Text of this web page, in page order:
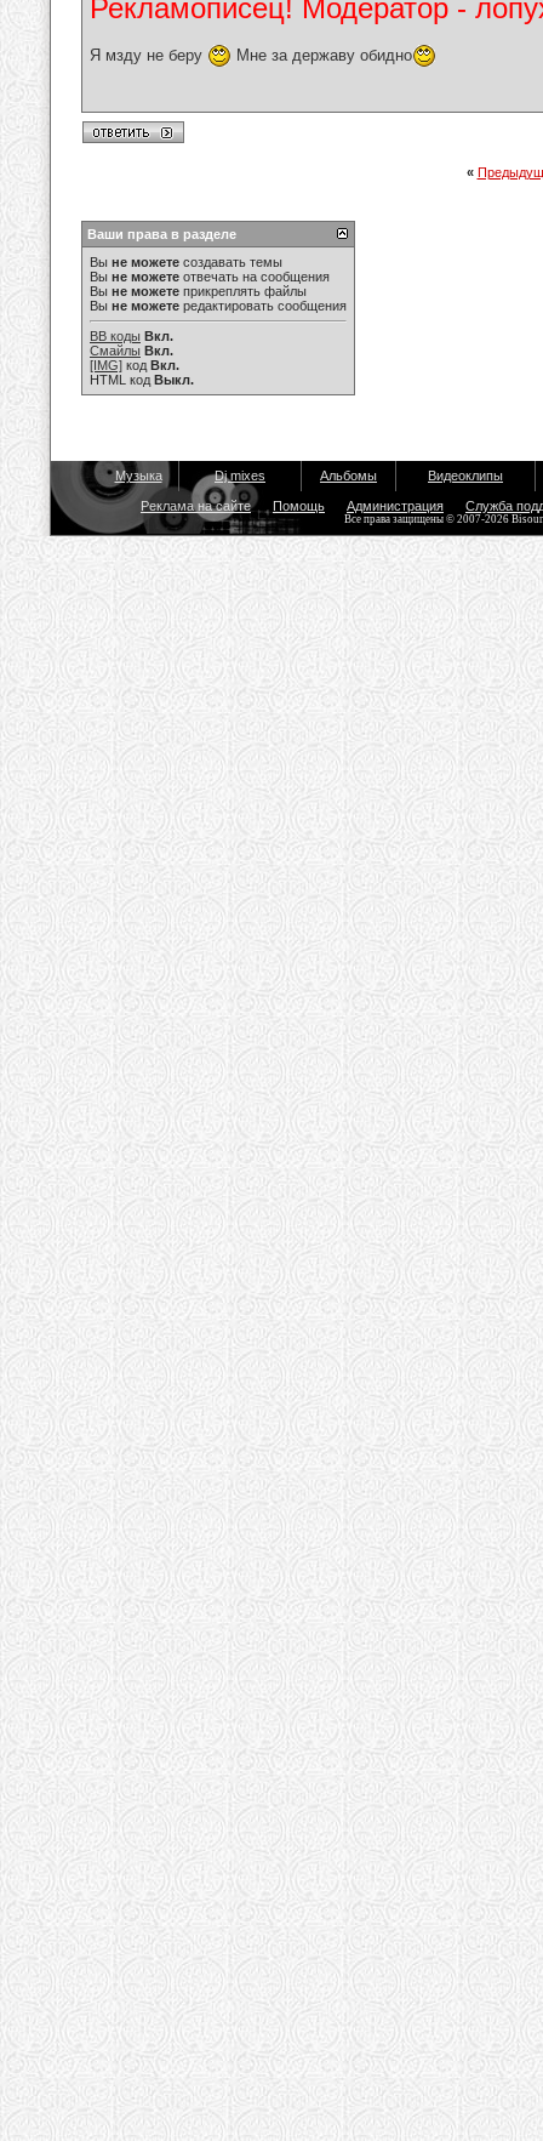
Рекламописец! Модератор -
Я мзду не беру Мне за державу обидно
«
Ваши права в разделе
Вы не можете создавать темы
Вы не можете отвечать на сообщения
Вы не можете прикреплять файлы
Вы не можете редактировать сообщения
BB коды Вкл.
Смайлы Вкл.
[IMG] код Вкл.
HTML код Выкл.
Музыка Dj mixes Альбомы Видеоклипы
Реклама на сайте Помощь Администрация Служба
Все права защищены © 2007-2026